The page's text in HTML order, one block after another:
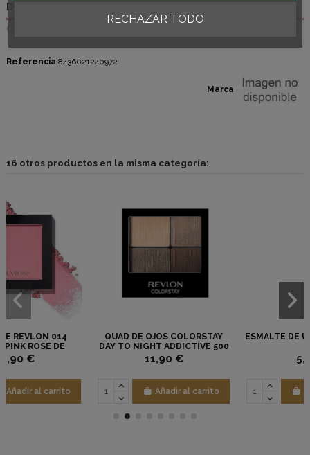
Detalles del producto
Opiniones
Marca
Referencia 8436021240972
16 otros productos en la misma categoría:
COLORSTAY
ADDICTIVE 500
€
Añadir al carrito
ESMALTE DE UÑAS ELINÉ Nº 78
5,25 €
Añadir al carrito
SUPRACOLOR
RECHAZAR TODO